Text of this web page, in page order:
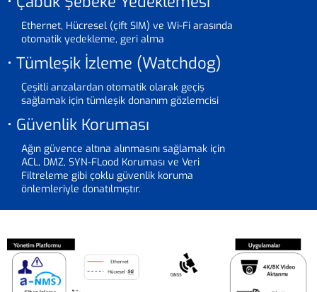
Ethernet, Hücresel (çift SIM) ve Wi-Fi arasında
otomatik yedekleme, geri alma
• Tümleşik İzleme (Watchdog)
Çeşitli arızalardan otomatik olarak geçiş
sağlamak için tümleşik donanım gözlemcisi
• Güvenlik Koruması
Ağın güvence altına alınmasını sağlamak için
ACL, DMZ, SYN-FLood Koruması ve Veri
Filtreleme gibi çoklu güvenlik koruma
önlemleriyle donatılmıştır.